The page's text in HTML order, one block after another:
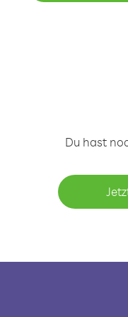
Du hast